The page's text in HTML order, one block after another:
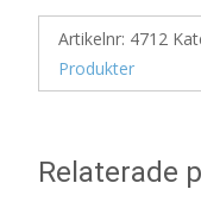
Artikelnr: 4712
Produkter
Relaterade